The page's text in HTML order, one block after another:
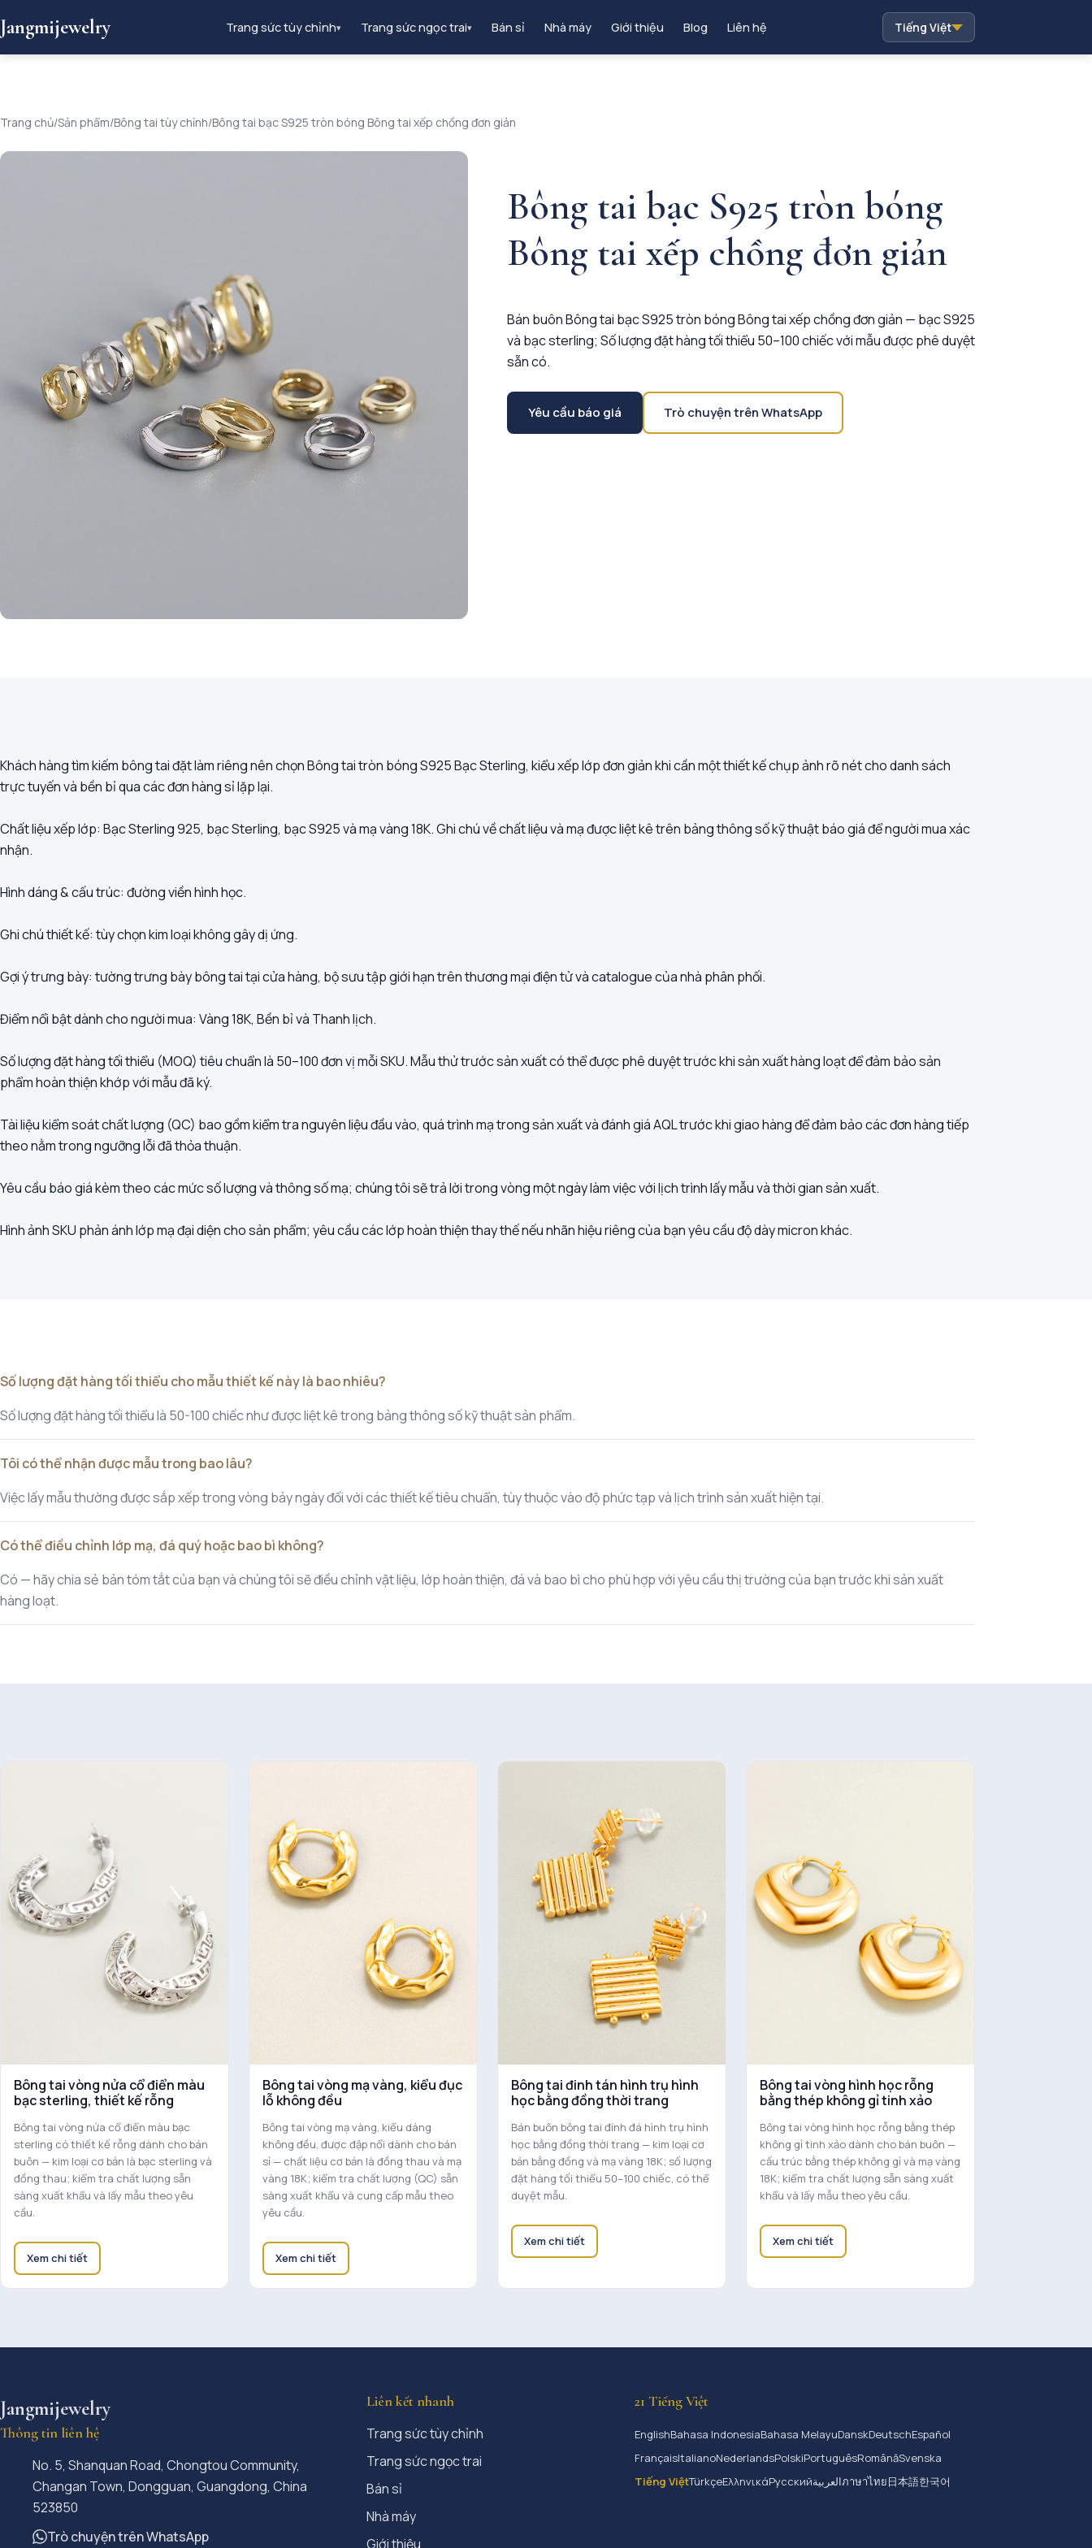
Jangmijewelry Trang sức tùy chỉnh▾ Trang sức ngọc trai▾ Bán sỉ Nhà máy Giới thiệu Blog Liên hệ Tiếng Việt
Trang chủ/Sản phẩm/Bông tai tùy chỉnh/Bông tai bạc S925 tròn bóng Bông tai xếp chồng đơn giản
Bông tai bạc S925 tròn bóng
Bông tai xếp chồng đơn giản
Bán buôn Bông tai bạc S925 tròn bóng Bông tai xếp chồng đơn giản — bạc S925
và bạc sterling; Số lượng đặt hàng tối thiểu 50–100 chiếc với mẫu được phê duyệt
sẵn có.
Yêu cầu báo giá Trò chuyện trên WhatsApp
Khách hàng tìm kiếm bông tai đặt làm riêng nên chọn Bông tai tròn bóng S925 Bạc Sterling, kiểu xếp lớp đơn giản khi cần một thiết kế chụp ảnh rõ nét cho danh sách
trực tuyến và bền bỉ qua các đơn hàng sỉ lặp lại.
Chất liệu xếp lớp: Bạc Sterling 925, bạc Sterling, bạc S925 và mạ vàng 18K. Ghi chú về chất liệu và mạ được liệt kê trên bảng thông số kỹ thuật báo giá để người mua xác
nhận.
Hình dáng & cấu trúc: đường viền hình học.
Ghi chú thiết kế: tùy chọn kim loại không gây dị ứng.
Gợi ý trưng bày: tường trưng bày bông tai tại cửa hàng, bộ sưu tập giới hạn trên thương mại điện tử và catalogue của nhà phân phối.
Điểm nổi bật dành cho người mua: Vàng 18K, Bền bỉ và Thanh lịch.
Số lượng đặt hàng tối thiểu (MOQ) tiêu chuẩn là 50–100 đơn vị mỗi SKU. Mẫu thử trước sản xuất có thể được phê duyệt trước khi sản xuất hàng loạt để đảm bảo sản
phẩm hoàn thiện khớp với mẫu đã ký.
Tài liệu kiểm soát chất lượng (QC) bao gồm kiểm tra nguyên liệu đầu vào, quá trình mạ trong sản xuất và đánh giá AQL trước khi giao hàng để đảm bảo các đơn hàng tiếp
theo nằm trong ngưỡng lỗi đã thỏa thuận.
Yêu cầu báo giá kèm theo các mức số lượng và thông số mạ; chúng tôi sẽ trả lời trong vòng một ngày làm việc với lịch trình lấy mẫu và thời gian sản xuất.
Hình ảnh SKU phản ánh lớp mạ đại diện cho sản phẩm; yêu cầu các lớp hoàn thiện thay thế nếu nhãn hiệu riêng của bạn yêu cầu độ dày micron khác.
Số lượng đặt hàng tối thiểu cho mẫu thiết kế này là bao nhiêu?
Số lượng đặt hàng tối thiểu là 50-100 chiếc như được liệt kê trong bảng thông số kỹ thuật sản phẩm.
Tôi có thể nhận được mẫu trong bao lâu?
Việc lấy mẫu thường được sắp xếp trong vòng bảy ngày đối với các thiết kế tiêu chuẩn, tùy thuộc vào độ phức tạp và lịch trình sản xuất hiện tại.
Có thể điều chỉnh lớp mạ, đá quý hoặc bao bì không?
Có — hãy chia sẻ bản tóm tắt của bạn và chúng tôi sẽ điều chỉnh vật liệu, lớp hoàn thiện, đá và bao bì cho phù hợp với yêu cầu thị trường của bạn trước khi sản xuất
hàng loạt.
Bông tai vòng nửa cổ điển màu
bạc sterling, thiết kế rỗng
Bông tai vòng nửa cổ điển màu bạc
sterling có thiết kế rỗng dành cho bán
buôn — kim loại cơ bản là bạc sterling và
đồng thau; kiểm tra chất lượng sẵn
sàng xuất khẩu và lấy mẫu theo yêu
cầu.
Xem chi tiết
Bông tai vòng mạ vàng, kiểu đục
lỗ không đều
Bông tai vòng mạ vàng, kiểu dáng
không đều, được đập nổi dành cho bán
sỉ — chất liệu cơ bản là đồng thau và mạ
vàng 18K; kiểm tra chất lượng (QC) sẵn
sàng xuất khẩu và cung cấp mẫu theo
yêu cầu.
Xem chi tiết
Bông tai đinh tán hình trụ hình
học bằng đồng thời trang
Bán buôn bông tai đính đá hình trụ hình
học bằng đồng thời trang — kim loại cơ
bản bằng đồng và mạ vàng 18K; số lượng
đặt hàng tối thiểu 50–100 chiếc, có thể
duyệt mẫu.
Xem chi tiết
Bông tai vòng hình học rỗng
bằng thép không gỉ tinh xảo
Bông tai vòng hình học rỗng bằng thép
không gỉ tinh xảo dành cho bán buôn —
cấu trúc bằng thép không gỉ và mạ vàng
18K; kiểm tra chất lượng sẵn sàng xuất
khẩu và lấy mẫu theo yêu cầu.
Xem chi tiết
Jangmijewelry
Thông tin liên hệ
No. 5, Shanquan Road, Chongtou Community,
Changan Town, Dongguan, Guangdong, China
523850
Trò chuyện trên WhatsApp
Liên kết nhanh
Trang sức tùy chỉnh
Trang sức ngọc trai
Bán sỉ
Nhà máy
Giới thiệu
21 Tiếng Việt
EnglishBahasa IndonesiaBahasa MelayuDanskDeutschEspañol
FrançaisItalianoNederlandsPolskiPortuguêsRomânăSvenska
Tiếng ViệtTürkçeΕλληνικάРусскийالعربيةภาษาไทย日本語한국어